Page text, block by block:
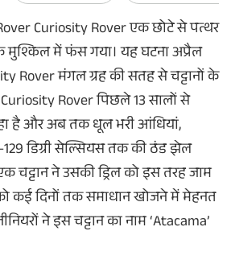
Curiosity Rover एक छोटे से पत्थर
में फंस गया। यह घटना अप्रैल
Rover मंगल ग्रह की सतह से चट्टानों के
Curiosity Rover पिछले 13 सालों से
है और अब तक धूल भरी आंधियां,
डिग्री सेल्सियस तक की ठंड झेल
चट्टान ने उसकी ड्रिल को इस तरह जाम
कई दिनों तक समाधान खोजने में मेहनत
ने इस चट्टान का नाम ‘Atacama’